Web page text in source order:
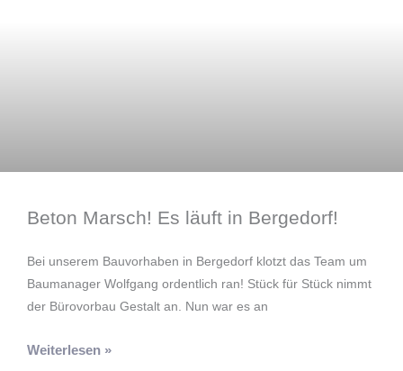
Beton Marsch! Es läuft in Bergedorf!
Bei unserem Bauvorhaben in Bergedorf klotzt das Team um
Baumanager Wolfgang ordentlich ran! Stück für Stück nimmt
der Bürovorbau Gestalt an. Nun war es an
Weiterlesen »